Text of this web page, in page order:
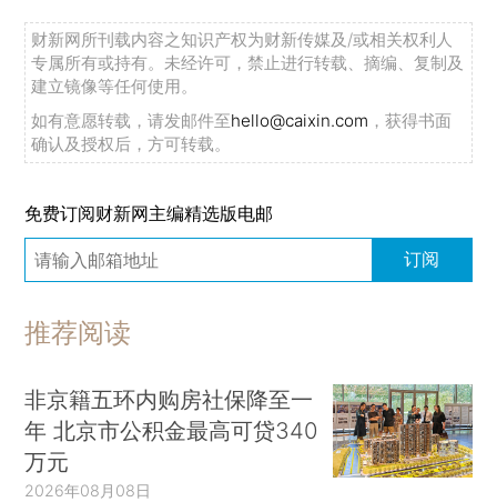
财新网所刊载内容之知识产权为财新传媒及/或相关权利人
专属所有或持有。未经许可，禁止进行转载、摘编、复制及
建立镜像等任何使用。
如有意愿转载，请发邮件至hello@caixin.com ，获得书面
确认及授权后，方可转载。
免费订阅财新网主编精选版电邮
订阅
推荐阅读
非京籍五环内购房社保降至一
年 北京市公积金最高可贷340
万元
2026年08月08日